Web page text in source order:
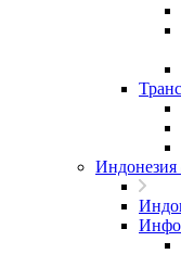
Индонезия